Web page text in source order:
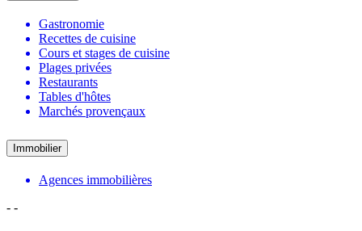
Gastronomie
Recettes de cuisine
Cours et stages de cuisine
Plages privées
Restaurants
Tables d'hôtes
Marchés provençaux
Immobilier
Agences immobilières
- -